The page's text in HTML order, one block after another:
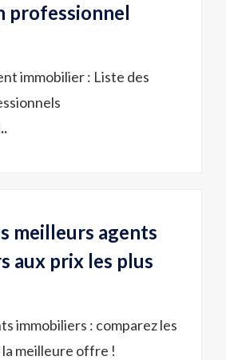
professionnel
immobilier : Liste des
meilleurs agents
aux prix les plus
immobiliers : comparez les
meilleure offre !